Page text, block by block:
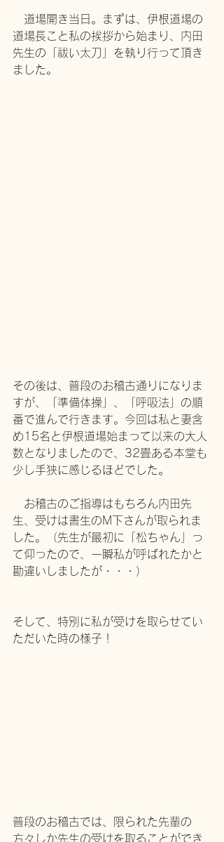
道場開き当日。まずは、伊根道場の
道場長こと私の挨拶から始まり、内田
先生の「祓い太刀」を執り行って頂き
ました。
その後は、普段のお稽古通りになりま
すが、「準備体操」、「呼吸法」の順
番で進んで行きます。今回は私と妻含
め15名と伊根道場始まって以来の大人
数となりましたので、32畳ある本堂も
少し手狭に感じるほどでした。
お稽古のご指導はもちろん内田先
生、受けは書生のM下さんが取られま
した。（先生が最初に「松ちゃん」っ
て仰ったので、一瞬私が呼ばれたかと
勘違いしましたが・・・）
そして、特別に私が受けを取らせてい
ただいた時の様子！
普段のお稽古では、限られた先輩の
方々しか先生の受けを取ることができ